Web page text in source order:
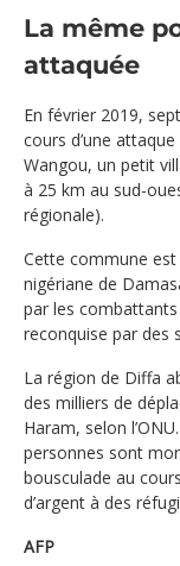
La même
attaquée
En février 2019,
cours d’une
Wangou, un petit
à 25 km au sud-
régionale).
Cette commune
nigériane de
par les
reconquise par des
La région de Diffa
des milliers de
Haram, selon
personnes sont
bousculade au
d’argent à des
AFP